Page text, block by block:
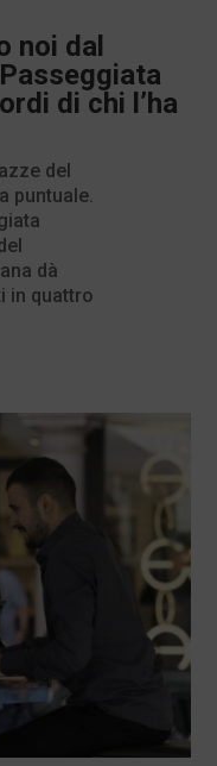
noi dal
di chi l’ha
del
puntuale.
dà
in quattro